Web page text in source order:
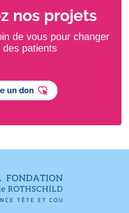
nos projets
de vous pour changer
des patients
un don